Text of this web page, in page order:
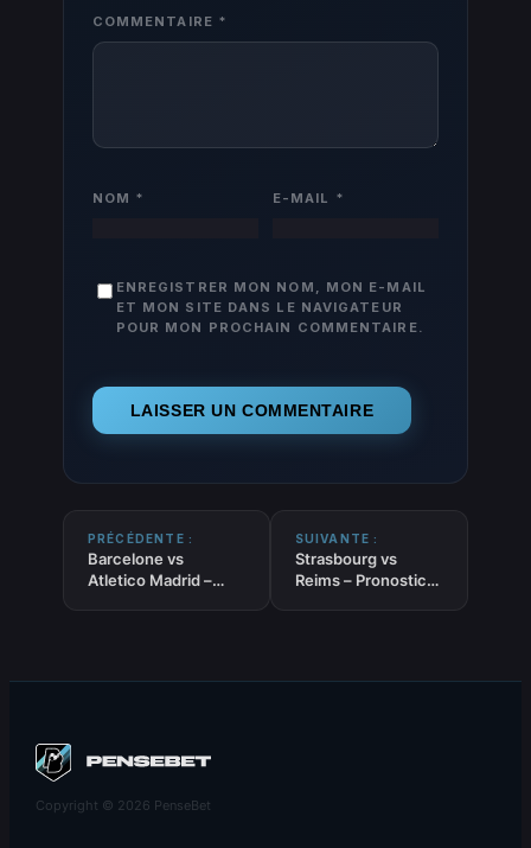
COMMENTAIRE *
NOM * E-MAIL *
ENREGISTRER MON NOM, MON E-MAIL
ET MON SITE DANS LE NAVIGATEUR
POUR MON PROCHAIN COMMENTAIRE.
PRÉCÉDENTE :
Barcelone vs
Atletico Madrid –
SUIVANTE :
Strasbourg vs
Reims – Pronostic
Copyright © 2026 PenseBet